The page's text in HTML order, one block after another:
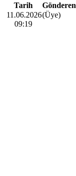
Tarih
Gönderen
11.06.2026
09:19
(Üye)